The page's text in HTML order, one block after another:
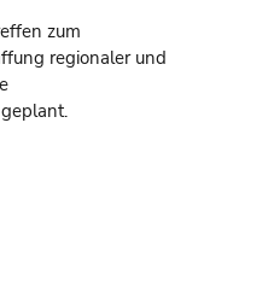
zum
regionaler und